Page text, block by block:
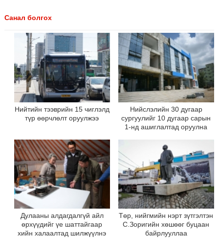
Санал болгох
Нийтийн тээврийн 15 чиглэлд
түр өөрчлөлт оруулжээ
Нийслэлийн 30 дугаар
сургуулийг 10 дугаар сарын
1-нд ашиглалтад оруулна
Дулааны алдагдалгүй айл
өрхүүдийг үе шаттайгаар
хийн халаалтад шилжүүлнэ
Төр, нийгмийн нэрт зүтгэлтэн
С.Зоригийн хөшөөг буцаан
байрлууллаа